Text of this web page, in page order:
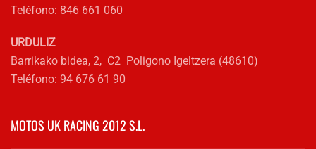
Teléfono: 846 661 060
URDULIZ
Barrikako bidea, 2, C2 Poligono Igeltzera (48610)
Teléfono: 94 676 61 90
MOTOS UK RACING 2012 S.L.